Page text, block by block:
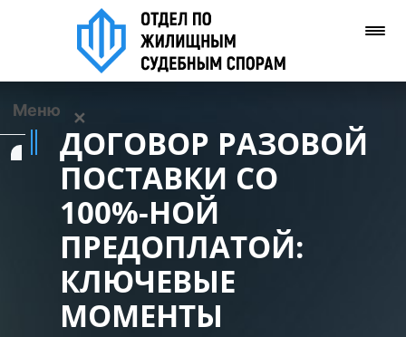
Меню ✕
Задать вопрос
ДОГОВОР РАЗОВОЙ
ПОСТАВКИ СО
100%-НОЙ
ПРЕДОПЛАТОЙ:
КЛЮЧЕВЫЕ
МОМЕНТЫ